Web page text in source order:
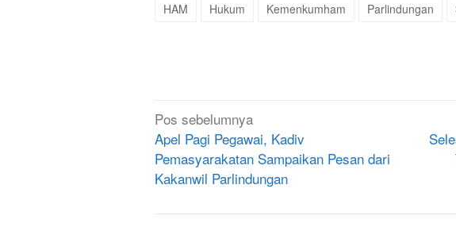
HAM Hukum Kemenkumham Parlindungan
Navigasi
pos
Pos sebelumnya
Apel Pagi Pegawai, Kadiv
Pemasyarakatan Sampaikan Pesan dari
Kakanwil Parlindungan